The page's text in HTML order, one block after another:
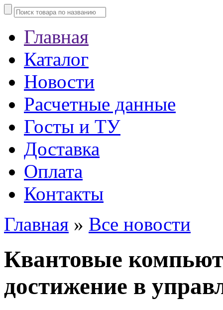
Главная
Каталог
Новости
Расчетные данные
Госты и ТУ
Доставка
Оплата
Контакты
Главная » Все новости
Квантовые
достижение в